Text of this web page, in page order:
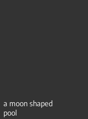
a moon shaped
pool